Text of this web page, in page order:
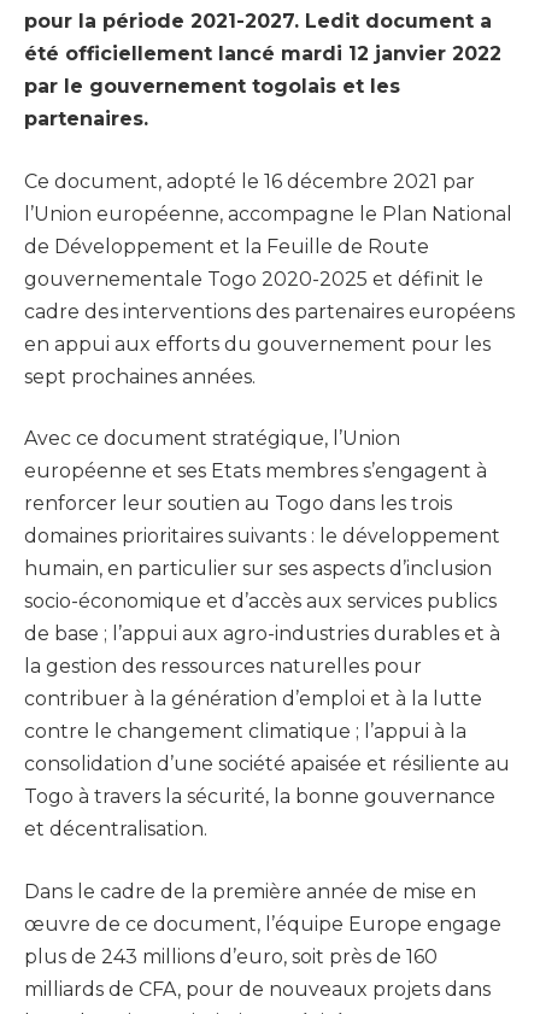
pour la période 2021-2027. Ledit document a
été officiellement lancé mardi 12 janvier 2022
par le gouvernement togolais et les
partenaires.
Ce document, adopté le 16 décembre 2021 par
l’Union européenne, accompagne le Plan National
de Développement et la Feuille de Route
gouvernementale Togo 2020-2025 et définit le
cadre des interventions des partenaires européens
en appui aux efforts du gouvernement pour les
sept prochaines années.
Avec ce document stratégique, l’Union
européenne et ses Etats membres s’engagent à
renforcer leur soutien au Togo dans les trois
domaines prioritaires suivants : le développement
humain, en particulier sur ses aspects d’inclusion
socio-économique et d’accès aux services publics
de base ; l’appui aux agro-industries durables et à
la gestion des ressources naturelles pour
contribuer à la génération d’emploi et à la lutte
contre le changement climatique ; l’appui à la
consolidation d’une société apaisée et résiliente au
Togo à travers la sécurité, la bonne gouvernance
et décentralisation.
Dans le cadre de la première année de mise en
œuvre de ce document, l’équipe Europe engage
plus de 243 millions d’euro, soit près de 160
milliards de CFA, pour de nouveaux projets dans